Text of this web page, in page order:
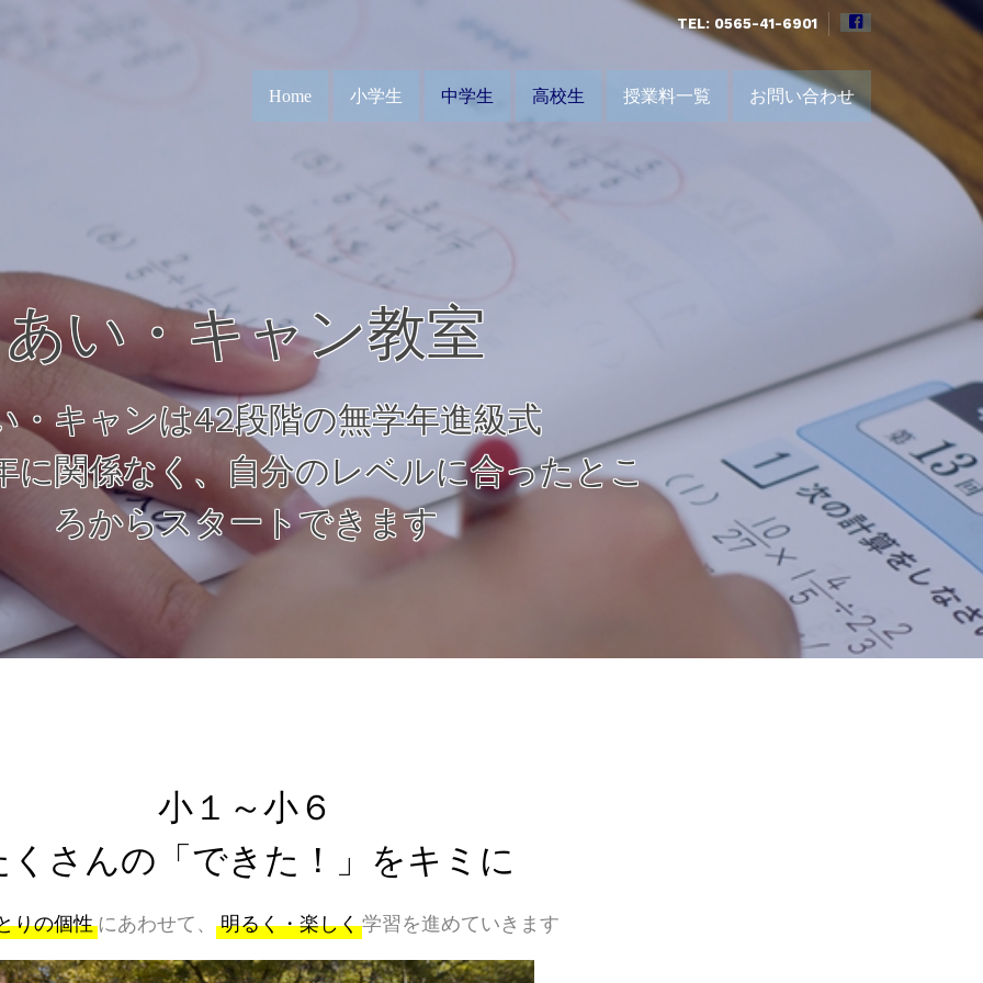
TEL: 0565-41-6901
Home 小学生 中学生 高校生 授業料一覧 お問い合わせ
あい・キャン教室
・キャンは42段階の無学年進級式
に関係なく、自分のレベルに合ったとこ
ろからスタートできます
小１～小６
くさんの「できた！」をキミに
りの個性 にあわせて、 明るく・楽しく学習を進めていきます